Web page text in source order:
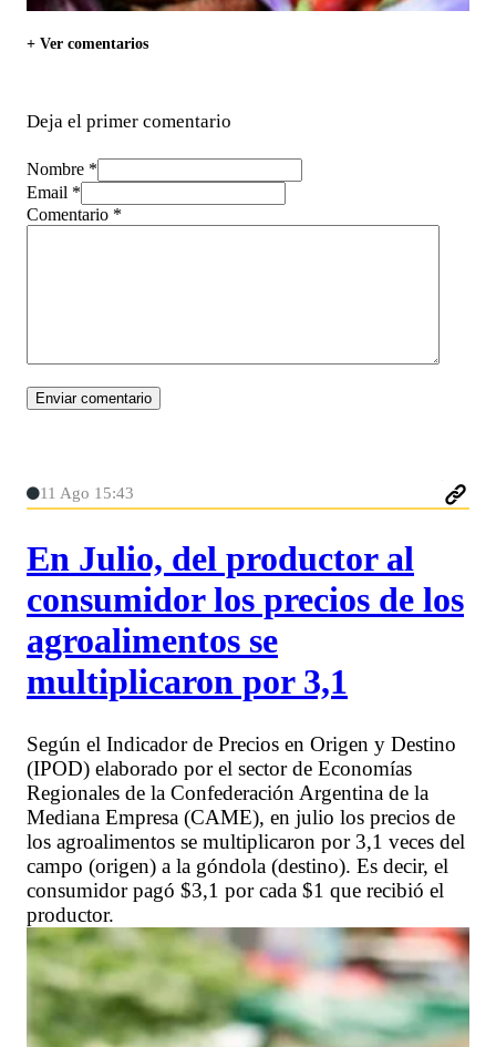
+ Ver comentarios
Deja el primer comentario
Nombre *
Email *
Comentario *
11 Ago 15:43
En Julio, del productor al
consumidor los precios de los
agroalimentos se
multiplicaron por 3,1
Según el Indicador de Precios en Origen y Destino
(IPOD) elaborado por el sector de Economías
Regionales de la Confederación Argentina de la
Mediana Empresa (CAME), en julio los precios de
los agroalimentos se multiplicaron por 3,1 veces del
campo (origen) a la góndola (destino). Es decir, el
consumidor pagó $3,1 por cada $1 que recibió el
productor.